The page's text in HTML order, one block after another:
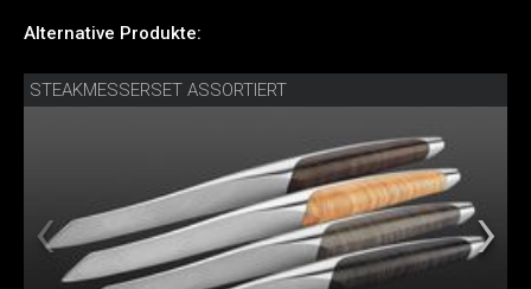
Alternative Produkte:
STEAKMESSERSET ASSORTIERT